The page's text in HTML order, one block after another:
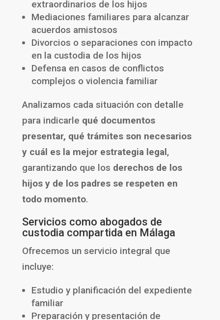
extraordinarios de los hijos
Mediaciones familiares para alcanzar
acuerdos amistosos
Divorcios o separaciones con impacto
en la custodia de los hijos
Defensa en casos de conflictos
complejos o violencia familiar
Analizamos cada situación con detalle
para indicarle qué documentos
presentar, qué trámites son necesarios
y cuál es la mejor estrategia legal,
garantizando que los derechos de los
hijos y de los padres se respeten en
todo momento.
Servicios como abogados de
custodia compartida en Málaga
Ofrecemos un servicio integral que
incluye:
Estudio y planificación del expediente
familiar
Preparación y presentación de